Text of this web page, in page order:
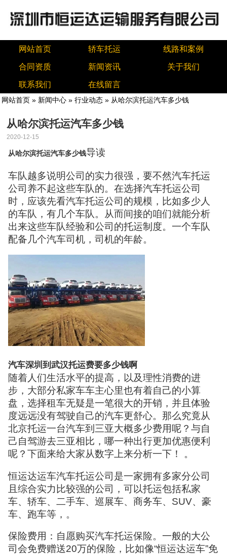
网站首页 轿车托运 线路和案例
合同资质 新闻资讯 关于我们
联系我们 在线留言
网站首页 » 新闻中心 » 行业动态 » 从哈尔滨托运汽车多少钱
从哈尔滨托运汽车多少钱
2020-12-15
从哈尔滨托运汽车多少钱导读
车队越多说明公司的实力很强，要不然汽车托运
公司养不起这些车队的。在选择汽车托运公司
时，应该先看汽车托运公司的规模，比如多少人
的车队，有几个车队。从而间接的咱们就能分析
出来这些车队经验和公司的托运制度。一个车队
配备几个汽车司机，司机的年龄。
汽车深圳到武汉托运费要多少钱啊
随着人们生活水平的提高，以及理性消费的进
步，大部分私家车车主心里也有着自己的小算
盘，选择租车无疑是一笔很大的开销，并且体验
度远远没有驾驶自己的汽车更舒心。那么究竟从
北京托运一台汽车到三亚大概多少费用呢？与自
己自驾游去三亚相比，哪一种出行更加优惠便利
呢？下面来给大家从数字上来分析一下！ 。
恒运达运车汽车托运公司是一家拥有多家分公司
且综合实力比较强的公司，可以托运包括私家
车、轿车、二手车、巡展车、商务车、SUV、豪
车、跑车等，。
保险费用：自愿购买汽车托运保险。一般的大公
司会免费赠送20万的保险，比如像“恒运达运车”免